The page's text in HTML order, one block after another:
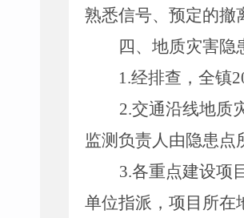
熟悉信号、预定的撤
四、地质灾害隐
1.经排查，全镇
2.交通沿线地质
监测负责人由隐患点
3.各重点建设项
单位指派，项目所在